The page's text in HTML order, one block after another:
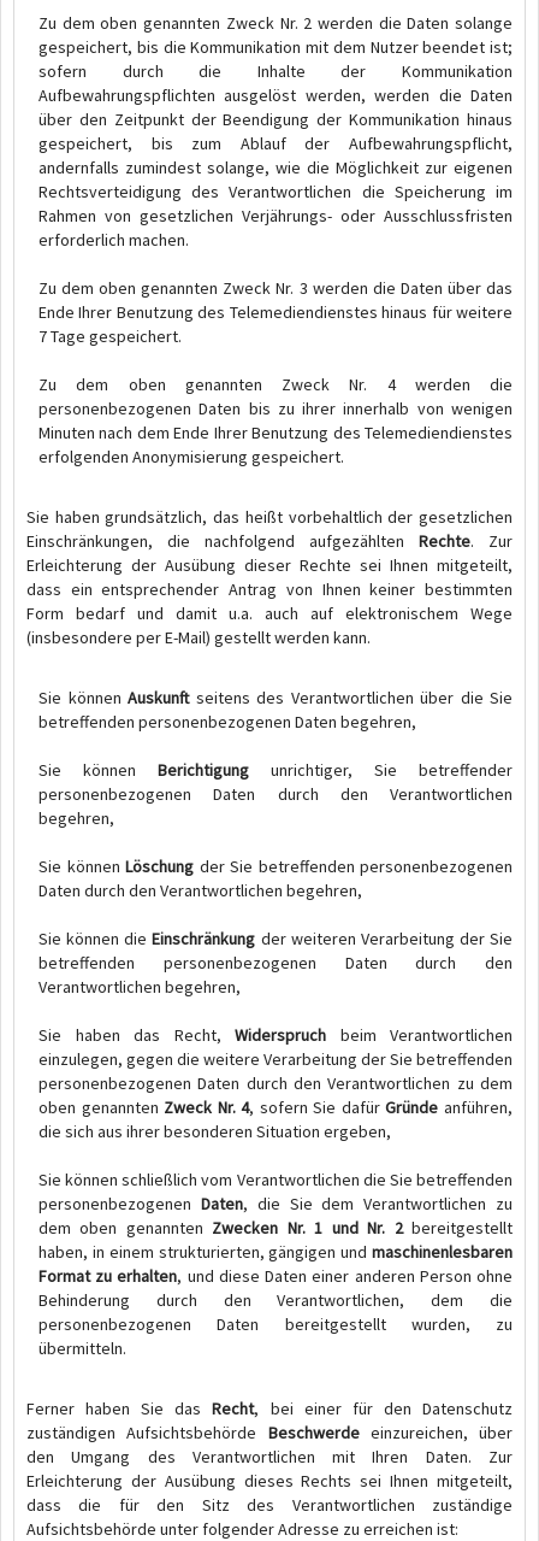
Zu dem oben genannten Zweck Nr. 2 werden die Daten solange
gespeichert, bis die Kommunikation mit dem Nutzer beendet ist;
sofern durch die Inhalte der Kommunikation
Aufbewahrungspflichten ausgelöst werden, werden die Daten
über den Zeitpunkt der Beendigung der Kommunikation hinaus
gespeichert, bis zum Ablauf der Aufbewahrungspflicht,
andernfalls zumindest solange, wie die Möglichkeit zur eigenen
Rechtsverteidigung des Verantwortlichen die Speicherung im
Rahmen von gesetzlichen Verjährungs- oder Ausschlussfristen
erforderlich machen.
Zu dem oben genannten Zweck Nr. 3 werden die Daten über das
Ende Ihrer Benutzung des Telemediendienstes hinaus für weitere
7 Tage gespeichert.
Zu dem oben genannten Zweck Nr. 4 werden die
personenbezogenen Daten bis zu ihrer innerhalb von wenigen
Minuten nach dem Ende Ihrer Benutzung des Telemediendienstes
erfolgenden Anonymisierung gespeichert.
Sie haben grundsätzlich, das heißt vorbehaltlich der gesetzlichen
Einschränkungen, die nachfolgend aufgezählten Rechte. Zur
Erleichterung der Ausübung dieser Rechte sei Ihnen mitgeteilt,
dass ein entsprechender Antrag von Ihnen keiner bestimmten
Form bedarf und damit u.a. auch auf elektronischem Wege
(insbesondere per E-Mail) gestellt werden kann.
Sie können Auskunftseitens des Verantwortlichen über die Sie
betreffenden personenbezogenen Daten begehren,
Sie können Berichtigung unrichtiger, Sie betreffender
personenbezogenen Daten durch den Verantwortlichen
begehren,
Sie können Löschung der Sie betreffenden personenbezogenen
Daten durch den Verantwortlichen begehren,
Sie können dieEinschränkung der weiteren Verarbeitung der Sie
betreffenden personenbezogenen Daten durch den
Verantwortlichen begehren,
Sie haben das Recht, Widerspruch beim Verantwortlichen
einzulegen, gegen die weitere Verarbeitung der Sie betreffenden
personenbezogenen Daten durch den Verantwortlichen zu dem
oben genannten Zweck Nr. 4, sofern Sie dafürGründe anführen,
die sich aus ihrer besonderen Situation ergeben,
Sie können schließlich vom Verantwortlichen die Sie betreffenden
personenbezogenen Daten, die Sie dem Verantwortlichen zu
dem oben genannten Zwecken Nr. 1 und Nr. 2bereitgestellt
haben, in einem strukturierten, gängigen und maschinenlesbaren
Format zu erhalten, und diese Daten einer anderen Person ohne
Behinderung durch den Verantwortlichen, dem die
personenbezogenen Daten bereitgestellt wurden, zu
übermitteln.
Ferner haben Sie dasRecht, bei einer für den Datenschutz
zuständigen Aufsichtsbehörde Beschwerdeeinzureichen, über
den Umgang des Verantwortlichen mit Ihren Daten. Zur
Erleichterung der Ausübung dieses Rechts sei Ihnen mitgeteilt,
dass die für den Sitz des Verantwortlichen zuständige
Aufsichtsbehörde unter folgender Adresse zu erreichen ist: